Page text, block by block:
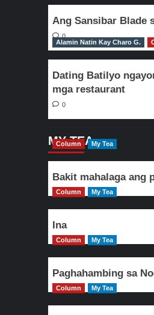
Ang Sansibar Blade
0
Alamin Natin Kay Charo G.
Dating Batilyo
mga restaurant
0
MY TEA
Column My Tea
Bakit mahalaga ang
Column My Tea
Ina
Column My Tea
Paghahambing sa
Column My Tea